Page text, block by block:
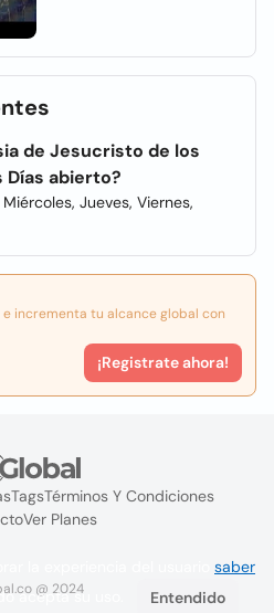
de Jesucristo de los
Días abierto?
Jueves, Viernes,
incrementa tu alcance global con
¡Registrate ahora!
TagsTérminos Y Condiciones
Ver Planes
@ 2024
saber
acepta su uso. Entendido